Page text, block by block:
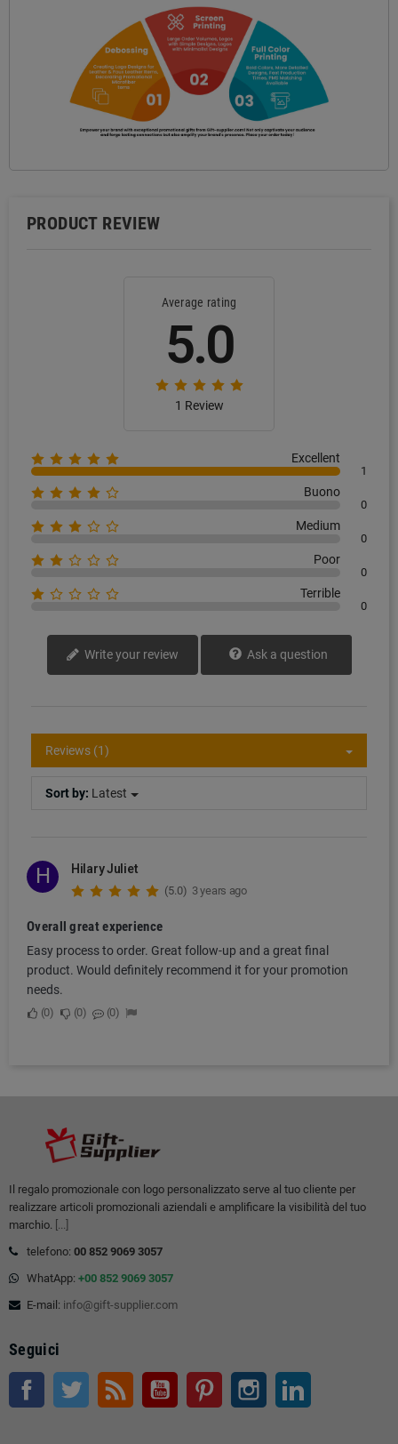
PRODUCT REVIEW
Average rating
5.0
1 Review
Excellent
1
Buono
0
Medium
0
Poor
0
Terrible
0
Write your review Ask a question
Reviews (1)
Sort by: Latest
H Hilary Juliet
(5.0) 3 years ago
Overall great experience
Easy process to order. Great follow-up and a great final
product. Would definitely recommend it for your promotion
needs.
0 0 0
Il regalo promozionale con logo personalizzato serve al tuo cliente per
realizzare articoli promozionali aziendali e amplificare la visibilità del tuo
marchio. [...]
telefono: 00 852 9069 3057
WhatApp: +00 852 9069 3057
E-mail: info@gift-supplier.com
Seguici
Facebook Twitter RSS Youtube Pinterest Instagram